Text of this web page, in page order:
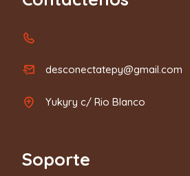
desconectatepy@gmail.com
Yukyry c/ Rio Blanco
Soporte